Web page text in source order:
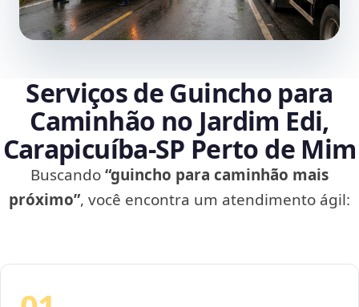
Serviços de Guincho para
Caminhão no Jardim Edi,
Carapicuíba‑SP Perto de Mim
Buscando“guincho para caminhão mais
próximo”, você encontra um atendimento ágil: